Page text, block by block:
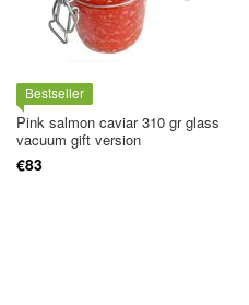
Bestseller
Pink salmon caviar 310 gr glass
vacuum gift version
€83